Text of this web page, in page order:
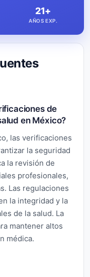
de
en México?
las verificaciones
la seguridad
la revisión de
profesionales,
Las regulaciones
la integridad y la
de la salud. La
mantener altos
médica.
21+
AÑOS EXP.